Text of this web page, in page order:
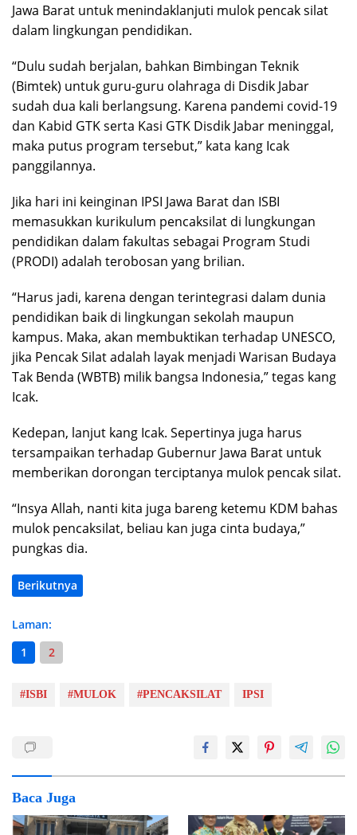
Jawa Barat untuk menindaklanjuti mulok pencak silat
dalam lingkungan pendidikan.
“Dulu sudah berjalan, bahkan Bimbingan Teknik
(Bimtek) untuk guru-guru olahraga di Disdik Jabar
sudah dua kali berlangsung. Karena pandemi covid-19
dan Kabid GTK serta Kasi GTK Disdik Jabar meninggal,
maka putus program tersebut,” kata kang Icak
panggilannya.
Jika hari ini keinginan IPSI Jawa Barat dan ISBI
memasukkan kurikulum pencaksilat di lungkungan
pendidikan dalam fakultas sebagai Program Studi
(PRODI) adalah terobosan yang brilian.
“Harus jadi, karena dengan terintegrasi dalam dunia
pendidikan baik di lingkungan sekolah maupun
kampus. Maka, akan membuktikan terhadap UNESCO,
jika Pencak Silat adalah layak menjadi Warisan Budaya
Tak Benda (WBTB) milik bangsa Indonesia,” tegas kang
Icak.
Kedepan, lanjut kang Icak. Sepertinya juga harus
tersampaikan terhadap Gubernur Jawa Barat untuk
memberikan dorongan terciptanya mulok pencak silat.
“Insya Allah, nanti kita juga bareng ketemu KDM bahas
mulok pencaksilat, beliau kan juga cinta budaya,”
pungkas dia.
Berikutnya
Laman:
1
2
#ISBI #MULOK #PENCAKSILAT IPSI
Baca Juga